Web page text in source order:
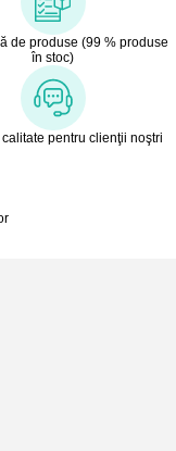
de produse (99 % produse
în stoc)
pentru clienţii noştri